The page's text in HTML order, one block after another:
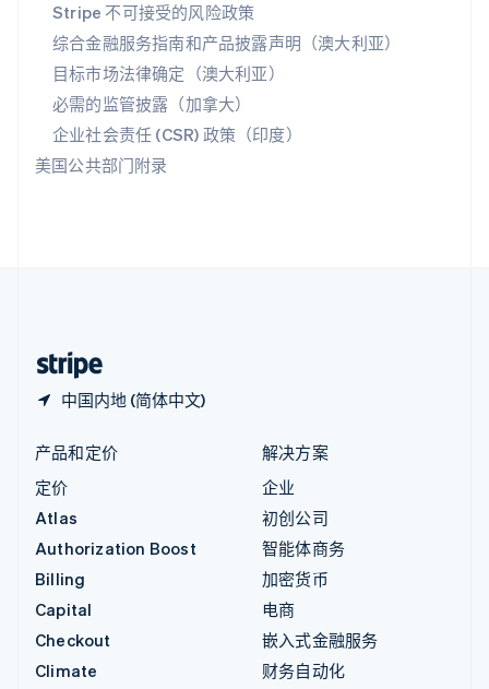
Stripe 不可接受的风险政策
综合金融服务指南和产品披露声明（澳大利亚）
目标市场法律确定（澳大利亚）
必需的监管披露（加拿大）
企业社会责任 (CSR) 政策（印度）
美国公共部门附录
中国内地 (简体中文)
新西兰
English
匈牙利
English
意大利
ItalianoEnglish
English
产品和定价
定价
Atlas
Authorization Boost
Billing
Capital
Checkout
Climate
解决方案
企业
初创公司
智能体商务
加密货币
电商
嵌入式金融服务
财务自动化